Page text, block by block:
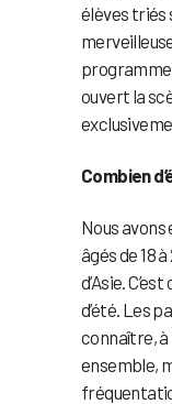
élèves triés
ouvert la
Combien
Nous
âgés de 18
d’Asie.
d’été. Les
connaître, à
ensemble,